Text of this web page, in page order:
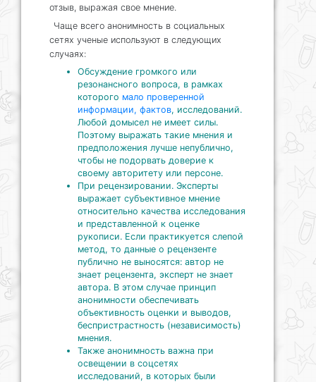
отзыв, выражая свое мнение.
Чаще всего анонимность в социальных
сетях ученые используют в следующих
случаях:
Обсуждение громкого или
резонансного вопроса, в рамках
которого мало проверенной
информации, фактов, исследований.
Любой домысел не имеет силы.
Поэтому выражать такие мнения и
предположения лучше непублично,
чтобы не подорвать доверие к
своему авторитету или персоне.
При рецензировании. Эксперты
выражает субъективное мнение
относительно качества исследования
и представленной к оценке
рукописи. Если практикуется слепой
метод, то данные о рецензенте
публично не выносятся: автор не
знает рецензента, эксперт не знает
автора. В этом случае принцип
анонимности обеспечивать
объективность оценки и выводов,
беспристрастность (независимость)
мнения.
Также анонимность важна при
освещении в соцсетях
исследований, в которых были